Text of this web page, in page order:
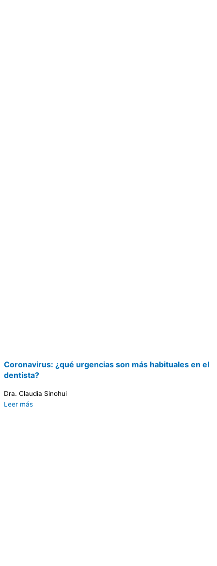
Coronavirus: ¿qué urgencias son más habituales en el
dentista?
Dra. Claudia Sinohui
Leer más